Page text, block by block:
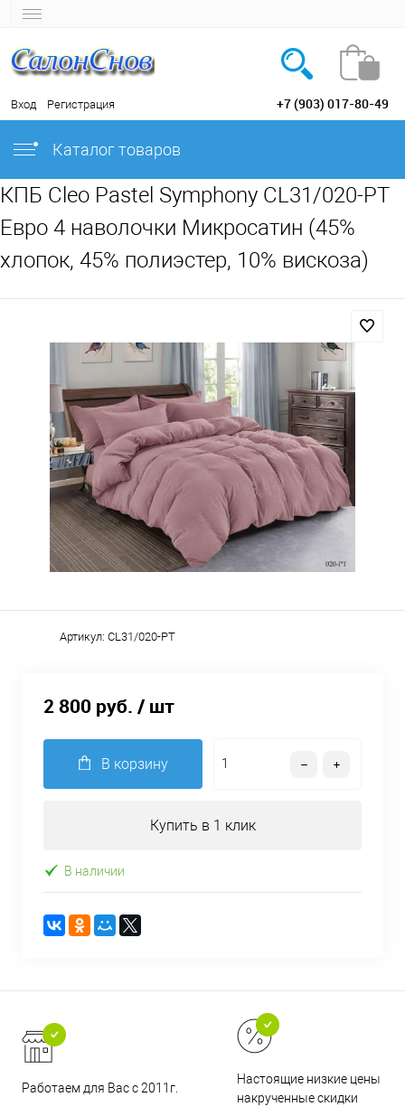
Вход Регистрация +7 (903) 017-80-49
Каталог товаров
КПБ Cleo Pastel Symphony CL31/020-PT
Евро 4 наволочки Микросатин (45%
хлопок, 45% полиэстер, 10% вискоза)
Артикул: CL31/020-PT
2 800 руб. / шт
В корзину
Купить в 1 клик
В наличии
Работаем для Вас с 2011г.
Настоящие низкие цены и
накрученные скидки